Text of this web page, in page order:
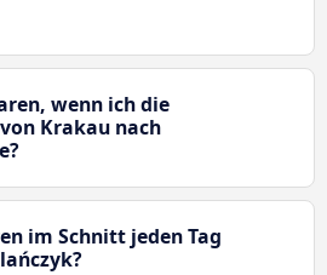
wenn ich die
Krakau nach
im Schnitt jeden Tag